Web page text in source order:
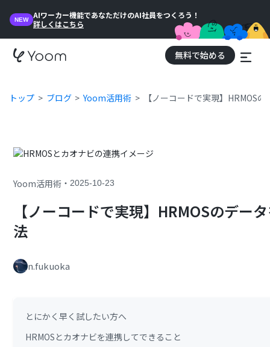
NEW
AIワーカー機能であなただけのAI社員をつくろう！
詳しくはこちら
無料で始める
トップ ブログ Yoom活用術 【ノーコードで実現】HRMOS
Yoom活用術 ・2025-10-23
【ノーコードで実現】HRMOSのデー
法
n.fukuoka
とにかく早く試したい方へ
HRMOSとカオナビを連携してできること